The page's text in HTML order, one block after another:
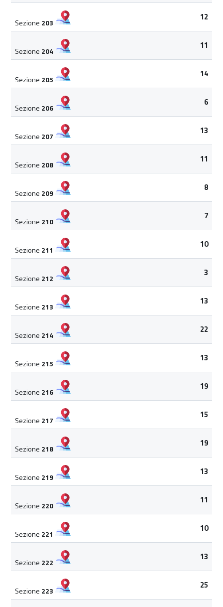
Sezione 203
12
Sezione 204
11
Sezione 205
14
Sezione 206
6
Sezione 207
13
Sezione 208
11
Sezione 209
8
Sezione 210
7
Sezione 211
10
Sezione 212
3
Sezione 213
13
Sezione 214
22
Sezione 215
13
Sezione 216
19
Sezione 217
15
Sezione 218
19
Sezione 219
13
Sezione 220
11
Sezione 221
10
Sezione 222
13
Sezione 223
25